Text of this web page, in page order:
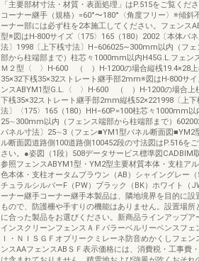
「主要部材寸法・材質・表面処理」はP.515をご覧くだ
コーナー継手（規格）=60°〜180°〈角度フリー〉※傾斜
ーナー部には必ず柱を2本施工してください。フェンス
型※図はH-800サイズ〈175〉165（180）2002〔本体パ
法〕1998〔上下桟寸法〕H−606025∼300mm以内（フェ
部から柱端部まで）柱芯々1000mm以内H45G.L.フェン
Ｍ２型〈 〉H-600 （ ）H-1200の場合縦桟19.4×28
35×32下桟35×32ストレート継手部2mm※図はH-800サイ
ンスABYM1型G.L.〈 〉H-600 （ ）H-1200の場合上
下桟35×32ストレート継手部2mm縦桟52×221998〔上下
法〕〈175〉165（180）HH−60P=100柱芯々1000mm以
25∼300mm以内（フェンス端部から柱端部まで）
パネル寸法〕25∼3（フェン■YM1型パネル断面図■YM2
ル断面図道路側100道路側100452段の寸法図はP.516を
さい。●姿図（1段）508データサービス標準図CADBIM
参照フェンスABYM1型・YM2型主要材質本体・支柱ア
色本体・支柱オータムブラウン（AB）シャイングレー
チュラルシルバーF（PW）ブラック（BK）ホワイト（
ーナー継手コーナー継手本製品は、隣地境界を目的に設
もので、防護柵や手すりの機能はありません。設置場所
に合った製品をお選びください。新商品ラインアップア
インスクリーンフェンスＡＦパラーベルリーベンスフェ
Ｉ・ＮＩＳＧＦオブリークミレーネ防音めかくしフェン
ンスAAフェンスABＳＦ表示価格には、消費税・工事費